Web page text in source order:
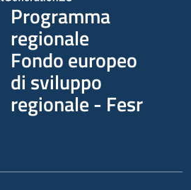
Programma
regionale
Fondo europeo
di sviluppo
regionale - Fesr